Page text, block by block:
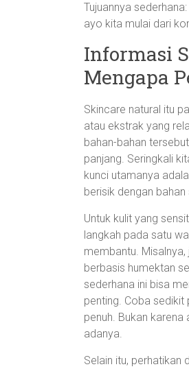
Tujuannya
ayo kita mulai dari
Informasi
Mengapa
Skincare natural itu
atau ekstrak yang
bahan-bahan
panjang. Seringkali
kunci utamanya
berisik dengan
Untuk kulit yang
langkah pada satu
membantu.
berbasis humektan
sederhana ini bisa
penting. Coba
penuh. Bukan
adanya.
Selain itu, perhatikan